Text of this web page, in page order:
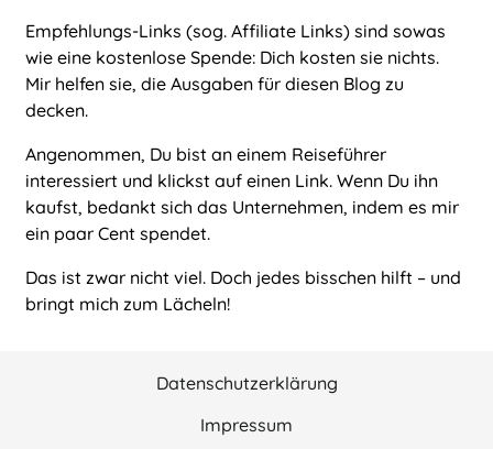
Empfehlungs-Links (sog. Affiliate Links) sind sowas
wie eine kostenlose Spende: Dich kosten sie nichts.
Mir helfen sie, die Ausgaben für diesen Blog zu
decken.
Angenommen, Du bist an einem Reiseführer
interessiert und klickst auf einen Link. Wenn Du ihn
kaufst, bedankt sich das Unternehmen, indem es mir
ein paar Cent spendet.
Das ist zwar nicht viel. Doch jedes bisschen hilft – und
bringt mich zum Lächeln!
Datenschutzerklärung
Impressum